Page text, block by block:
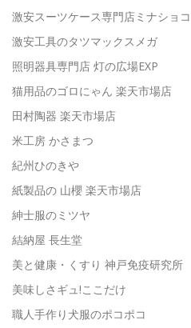
激安スーツケース専門店ミナショコ
激安工具のタツマックスメガ
照明器具専門店 灯の広場EXP
猫用品のゴロにゃん 楽天市場店
田村陶器 楽天市場店
米工房 かさまつ
紀州ひのきや
紙製品の 山櫻 楽天市場店
紳士服のミツヤ
結納屋 長生堂
美と健康・くすり 神戸免疫研究所
美味しさギュ!ここだけ
職人手作り犬服のポコポコ